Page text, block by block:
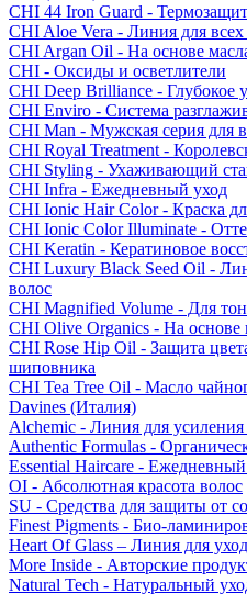
CHI 44 Iron Guard -
CHI Aloe Vera - Линия для
CHI Argan Oil - На основе
CHI - Оксиды и осветлители
CHI Deep Brilliance - Глубокое
CHI Enviro - Система
CHI Man - Мужская серия для
CHI Royal Treatment -
CHI Styling - Ухаживающий
CHI Infra - Ежедневный уход
CHI Ionic Hair Color - Краска
CHI Ionic Color Illuminate -
CHI Keratin - Кератиновое
CHI Luxury Black Seed Oil -
волос
CHI Magnified Volume - Для
CHI Olive Organics - На основе
CHI Rose Hip Oil - Защита
шиповника
CHI Tea Tree Oil - Масло
Davines (Италия)
Alchemic - Линия для
Authentic Formulas -
Essential Haircare -
OI - Абсолютная красота волос
SU - Средства для защиты от
Finest Pigments - Био-
Heart Of Glass – Линия для
More Inside - Авторские
Natural Tech - Натуральный